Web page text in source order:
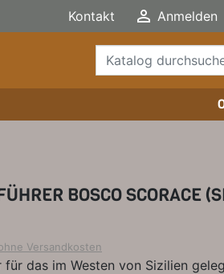
Kontakt  Anmelden
SPIELE, T-SHIRTS,
BOSCO SCORACE
Versandkosten
für das im Westen von Sizilien